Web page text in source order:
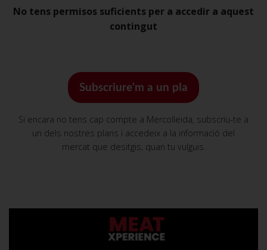
No tens permisos suficients per a accedir a aquest
contingut
Subscriure'm a un pla
Si encara no tens cap compte a Mercolleida, subscriu-te a
un dels nostres plans i accedeix a la informació del
mercat que desitgis, quan tu vulguis.